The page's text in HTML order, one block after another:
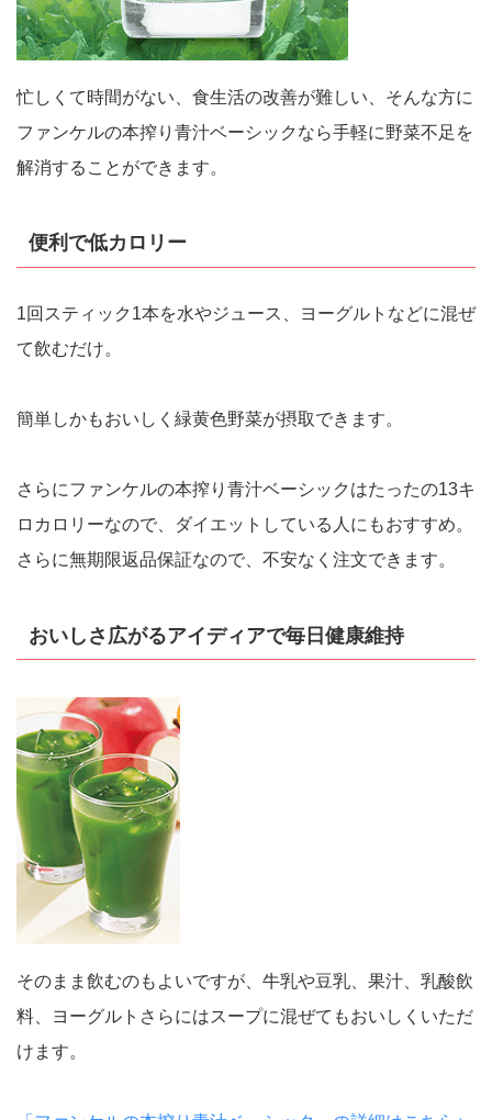
忙しくて時間がない、食生活の改善が難しい、そんな方に
ファンケルの本搾り青汁ベーシックなら手軽に野菜不足を
解消することができます。
便利で低カロリー
1回スティック1本を水やジュース、ヨーグルトなどに混ぜ
て飲むだけ。
簡単しかもおいしく緑黄色野菜が摂取できます。
さらにファンケルの本搾り青汁ベーシックはたったの13キ
ロカロリーなので、ダイエットしている人にもおすすめ。
さらに無期限返品保証なので、不安なく注文できます。
おいしさ広がるアイディアで毎日健康維持
そのまま飲むのもよいですが、牛乳や豆乳、果汁、乳酸飲
料、ヨーグルトさらにはスープに混ぜてもおいしくいただ
けます。